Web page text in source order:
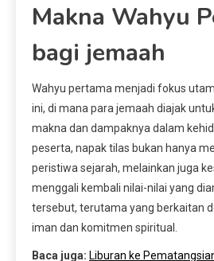
Makna Wahyu
bagi jemaah
Wahyu pertama menjadi fokus
ini, di mana para jemaah diajak
makna dan dampaknya dalam
peserta, napak tilas bukan hanya
peristiwa sejarah, melainkan juga
menggali kembali nilai-nilai yang
tersebut, terutama yang berkaitan
iman dan komitmen spiritual.
Baca juga: Liburan ke